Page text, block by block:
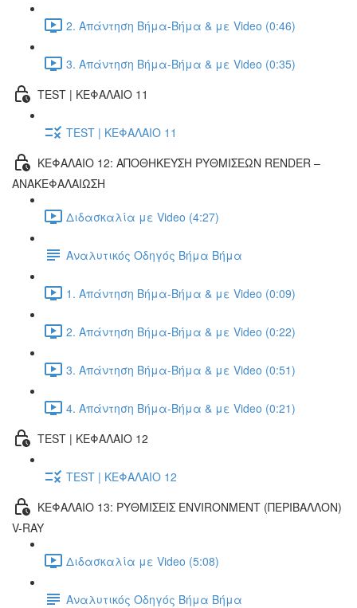
2. Απάντηση Βήμα-Βήμα & με Video (0:46)
3. Απάντηση Βήμα-Βήμα & με Video (0:35)
TEST | ΚΕΦΑΛΑΙΟ 11
TEST | ΚΕΦΑΛΑΙΟ 11
ΚΕΦΑΛΑΙΟ 12: ΑΠΟΘΗΚΕΥΣΗ ΡΥΘΜΙΣΕΩΝ RENDER –
ΑΝΑΚΕΦΑΛΑΙΩΣΗ
Διδασκαλία με Video (4:27)
Αναλυτικός Οδηγός Βήμα Βήμα
1. Απάντηση Βήμα-Βήμα & με Video (0:09)
2. Απάντηση Βήμα-Βήμα & με Video (0:22)
3. Απάντηση Βήμα-Βήμα & με Video (0:51)
4. Απάντηση Βήμα-Βήμα & με Video (0:21)
TEST | ΚΕΦΑΛΑΙΟ 12
TEST | ΚΕΦΑΛΑΙΟ 12
ΚΕΦΑΛΑΙΟ 13: ΡΥΘΜΙΣΕΙΣ ENVIRONMENT (ΠΕΡΙΒΑΛΛΟΝ)
V-RAY
Διδασκαλία με Video (5:08)
Αναλυτικός Οδηγός Βήμα Βήμα